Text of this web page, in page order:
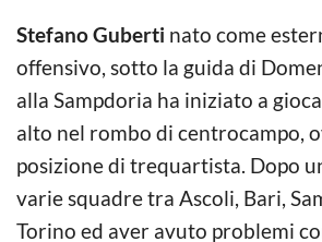
Stefano Guberti nato come
offensivo, sotto la guida di
alla Sampdoria ha iniziato a
alto nel rombo di centrocampo,
posizione di trequartista. Dopo
varie squadre tra Ascoli, Bari,
Torino ed aver avuto problemi